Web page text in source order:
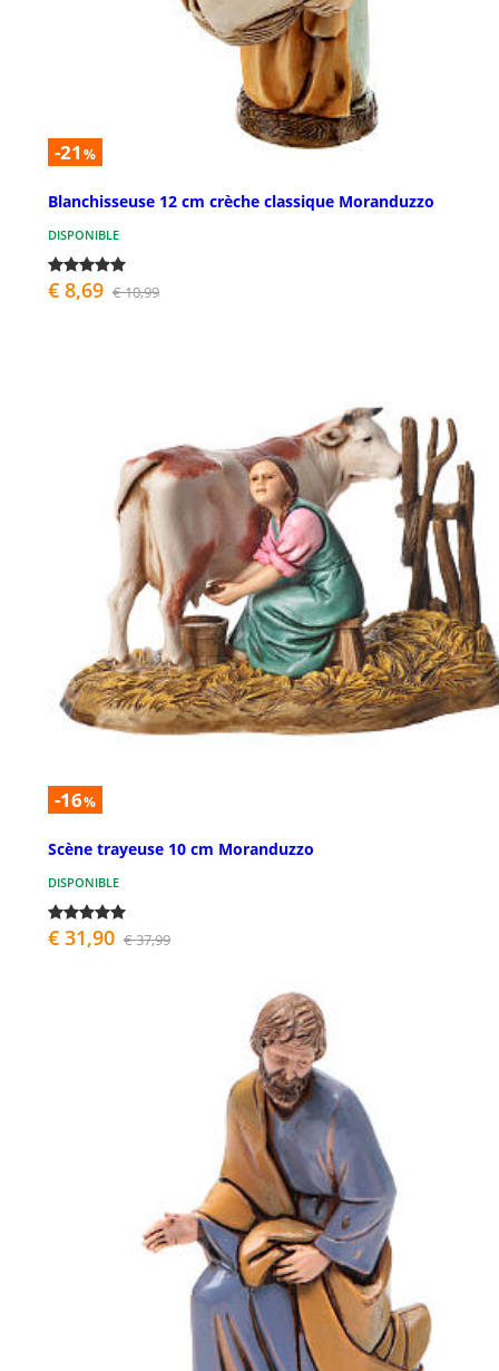
-21 %
Blanchisseuse 12 cm crèche classique Moranduzzo
DISPONIBLE
€ 8,69 € 10,99
-16%
Scène trayeuse 10 cm Moranduzzo
DISPONIBLE
€ 31,90 € 37,99